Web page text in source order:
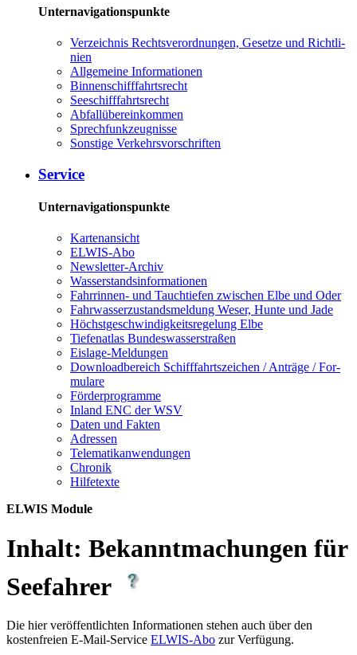
Unternavigationspunkte
Ver­zeich­nis Rechts­ver­ord­nun­gen, Ge­set­ze und Richt­li­
ni­en
All­ge­mei­ne In­for­ma­tio­nen
Bin­nen­schiff­fahrts­recht
See­schiff­fahrts­recht
Ab­fall­über­ein­kom­men
Sprech­funk­zeug­nis­se
Sons­ti­ge Ver­kehrs­vor­schrif­ten
Ser­vice
Unternavigationspunkte
Kar­ten­an­sicht
EL­WIS-​Abo
Newslet­ter-​Ar­chiv
Was­ser­stands­in­for­ma­tio­nen
Fahr­rin­nen-​ und Tauch­tie­fen zwi­schen El­be und Oder
Fahr­was­ser­zu­stands­mel­dung We­ser, Hun­te und Ja­de
Höchst­ge­schwin­dig­keits­re­ge­lung El­be
Tie­fe­n­at­las Bun­des­was­ser­stra­ßen
Eis­la­ge-​Mel­dun­gen
Dow­n­load­be­reich Schiff­fahrts­zei­chen / An­trä­ge / For­
mu­la­re
För­der­pro­gram­me
In­land ENC der WSV
Da­ten und Fak­ten
Adres­sen
Te­le­ma­ti­kan­wen­dun­gen
Chro­nik
Hil­fe­tex­te
ELWIS Module
Inhalt: Bekanntmachungen für
Seefahrer
Die hier veröffentlichten Informationen stehen auch über den
kostenfreien E-Mail-Service ELWIS-Abo zur Verfügung.